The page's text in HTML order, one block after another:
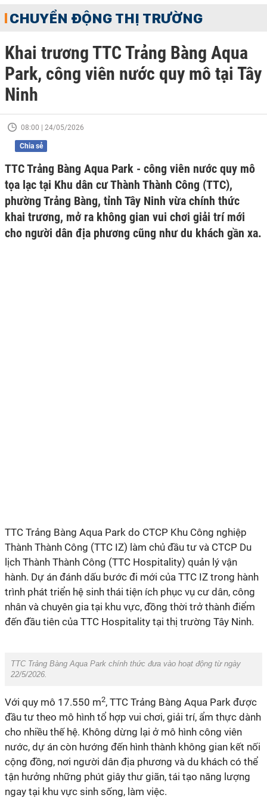
CHUYỂN ĐỘNG THỊ TRƯỜNG
Khai trương TTC Trảng Bàng Aqua
Park, công viên nước quy mô tại Tây
Ninh
08:00 | 24/05/2026
Chia sẻ
TTC Trảng Bàng Aqua Park - công viên nước quy mô
tọa lạc tại Khu dân cư Thành Thành Công (TTC),
phường Trảng Bàng, tỉnh Tây Ninh vừa chính thức
khai trương, mở ra không gian vui chơi giải trí mới
cho người dân địa phương cũng như du khách gần xa.
TTC Trảng Bàng Aqua Park do CTCP Khu Công nghiệp
Thành Thành Công (TTC IZ) làm chủ đầu tư và CTCP Du
lịch Thành Thành Công (TTC Hospitality) quản lý vận
hành. Dự án đánh dấu bước đi mới của TTC IZ trong hành
trình phát triển hệ sinh thái tiện ích phục vụ cư dân, công
nhân và chuyên gia tại khu vực, đồng thời trở thành điểm
đến đầu tiên của TTC Hospitality tại thị trường Tây Ninh.
TTC Trảng Bàng Aqua Park chính thức đưa vào hoạt động từ ngày
22/5/2026.
Với quy mô 17.550 m2, TTC Trảng Bàng Aqua Park được
đầu tư theo mô hình tổ hợp vui chơi, giải trí, ẩm thực dành
cho nhiều thế hệ. Không dừng lại ở mô hình công viên
nước, dự án còn hướng đến hình thành không gian kết nối
cộng đồng, nơi người dân địa phương và du khách có thể
tận hưởng những phút giây thư giãn, tái tạo năng lượng
ngay tại khu vực sinh sống, làm việc.